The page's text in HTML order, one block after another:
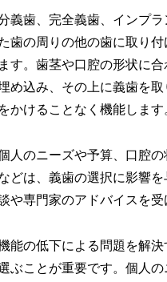
義歯、完全義歯、インプ
歯の周りの他の歯に取り
す。歯茎や口腔の形状に
め込み、その上に義歯を
かけることなく機能します
人のニーズや予算、口腔
どは、義歯の選択に影響
や専門家のアドバイスを
能の低下による問題を解
ぶことが重要です。個人